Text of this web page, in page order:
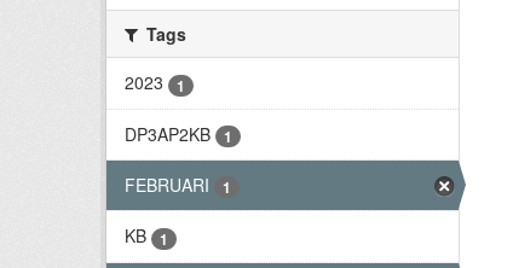
Tags
2023
1
DP3AP2KB 1
FEBRUARI 1
KB 1